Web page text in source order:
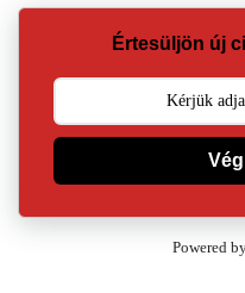
Értesüljön új
Powered